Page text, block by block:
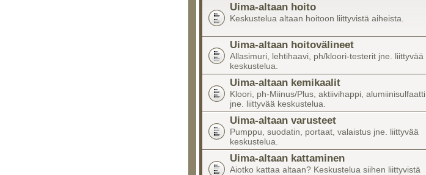
Uima-altaan hoito
Keskustelua altaan hoitoon liittyvistä aiheista.
Uima-altaan hoitovälineet
Allasimuri, lehtihaavi, ph/kloori-testerit jne. liittyvää
keskustelua.
Uima-altaan kemikaalit
Kloori, ph-Miinus/Plus, aktiivihappi, alumiinisulfaatti
jne. liittyvää keskustelua.
Uima-altaan varusteet
Pumppu, suodatin, portaat, valaistus jne. liittyvää
keskustelua.
Uima-altaan kattaminen
Aiotko kattaa altaan? Keskustelua siihen liittyvistä